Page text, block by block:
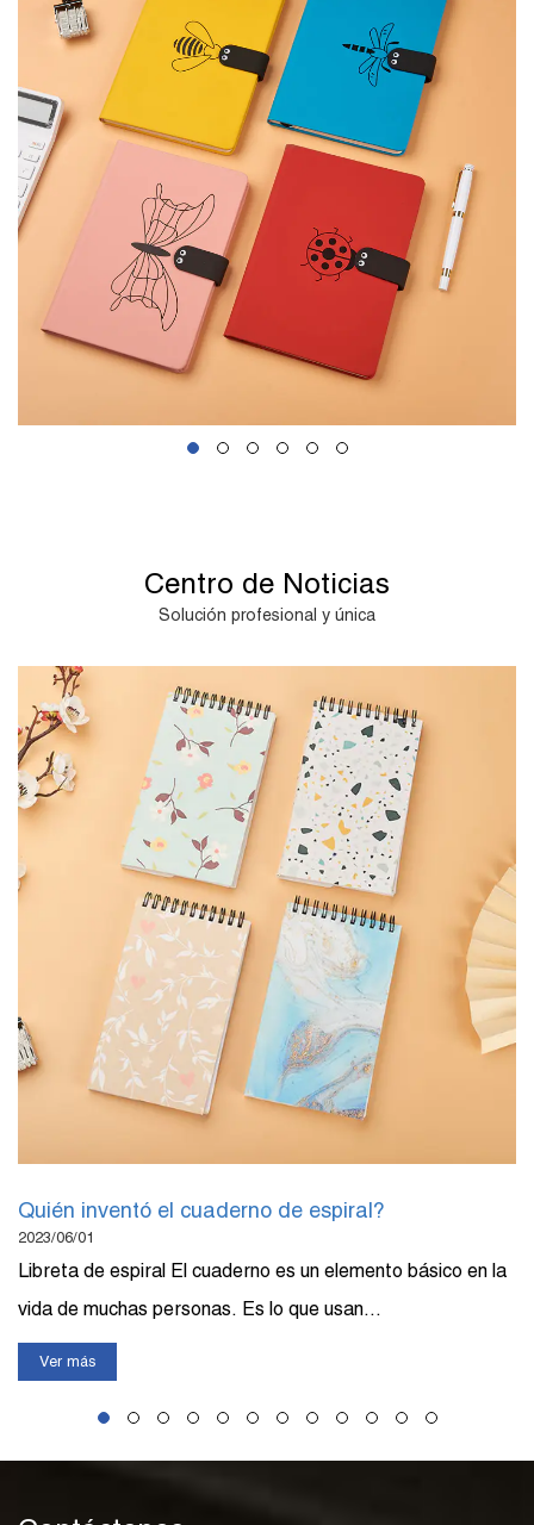
Centro de Noticias
Solución profesional y única
Quién inventó el cuaderno de espiral?
2023/06/01
Libreta de espiral El cuaderno es un elemento básico en la
vida de muchas personas. Es lo que usan...
Ver más